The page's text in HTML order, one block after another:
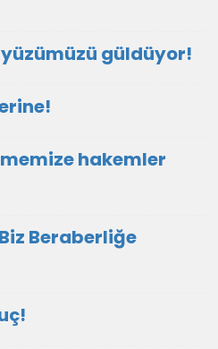
güldüyor!
hakemler
Beraberliğe